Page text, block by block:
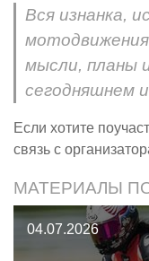
Вся изнанка,
мысли, планы
сегодняшнем
Если хотите
связь с
МАТЕРИАЛЫ
04.07.2026